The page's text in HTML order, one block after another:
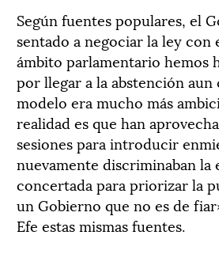
Según fuentes populares, el
sentado a negociar la ley con
ámbito parlamentario hemos
por llegar a la abstención
modelo era mucho más
realidad es que han
sesiones para introducir
nuevamente discriminaban la
concertada para priorizar la
un Gobierno que no es de
Efe estas mismas fuentes.